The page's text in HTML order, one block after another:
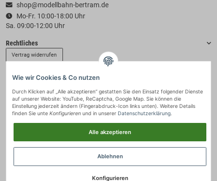
shop@modellbahn-bertram.de
Mo-Fr. 10:00-18:00 Uhr
Sa. 09:00-12:00 Uhr
Rechtliches
Vertrag widerrufen
Zahlung & Versand
Wie wir Cookies & Co nutzen
Durch Klicken auf „Alle akzeptieren“ gestatten Sie den Einsatz folgender Dienste
auf unserer Website: YouTube, ReCaptcha, Google Map. Sie können die
Einstellung jederzeit ändern (Fingerabdruck-Icon links unten). Weitere Details
finden Sie unte Konfigurieren und in unserer Datenschutzerklärung.
Alle akzeptieren
Ablehnen
Konfigurieren